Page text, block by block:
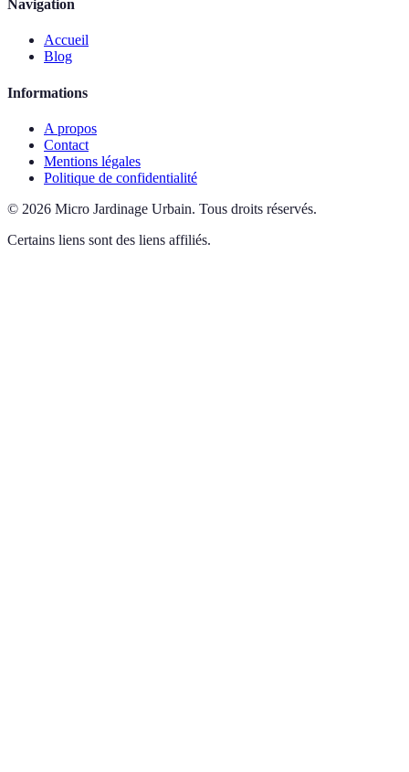
Navigation
Accueil
Blog
Informations
A propos
Contact
Mentions légales
Politique de confidentialité
© 2026 Micro Jardinage Urbain. Tous droits réservés.
Certains liens sont des liens affiliés.